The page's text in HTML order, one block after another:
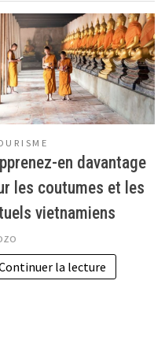
en davantage
les coutumes et les
vietnamiens
la lecture